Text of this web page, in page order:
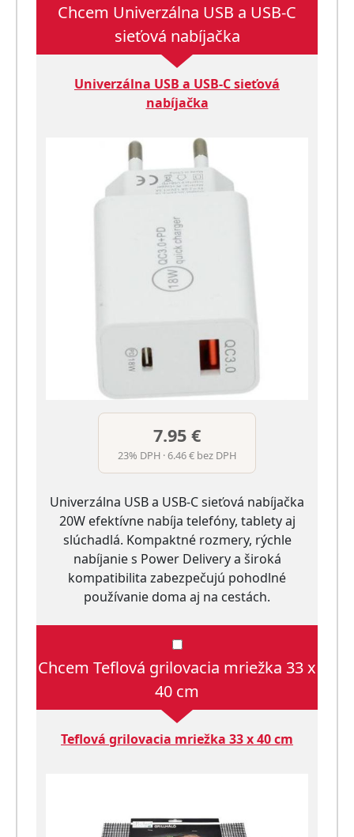
Chcem Univerzálna USB a USB-C
sieťová nabíjačka
Univerzálna USB a USB-C sieťová
nabíjačka
7.95 €
23% DPH · 6.46 € bez DPH
Univerzálna USB a USB-C sieťová nabíjačka
20W efektívne nabíja telefóny, tablety aj
slúchadlá. Kompaktné rozmery, rýchle
nabíjanie s Power Delivery a široká
kompatibilita zabezpečujú pohodlné
používanie doma aj na cestách.
Chcem Teflová grilovacia mriežka 33 x
40 cm
Teflová grilovacia mriežka 33 x 40 cm